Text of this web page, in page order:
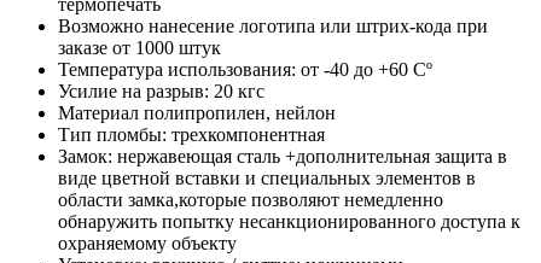
термопечать
Возможно нанесение логотипа или штрих-кода при
заказе от 1000 штук
Температура использования: от -40 до +60 Сº
Усилие на разрыв: 20 кгс
Материал полипропилен, нейлон
Тип пломбы: трехкомпонентная
Замок: нержавеющая сталь +дополнительная защита в
виде цветной вставки и специальных элементов в
области замка,которые позволяют немедленно
обнаружить попытку несанкционированного доступа к
охраняемому объекту